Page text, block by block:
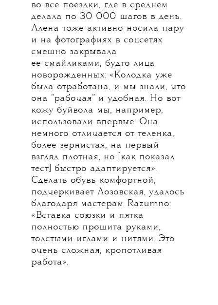
во все поездки, где в среднем
делала по 30 000 шагов в день.
Алена тоже активно носила пару
и на фотографиях в соцсетях
смешно закрывала
ее смайликами, будто лица
новорожденных: «Колодка уже
была отработана, и мы знали, что
она “рабочая” и удобная. Но вот
кожу буйвола мы, например,
использовали впервые. Она
немного отличается от теленка,
более зернистая, на первый
взгляд плотная, но [как показал
тест] быстро адаптируется».
Сделать обувь комфортной,
подчеркивает Лозовская, удалось
благодаря мастерам Razumno:
«Вставка союзки и пятка
полностью прошита руками,
толстыми иглами и нитями. Это
очень сложная, кропотливая
работа».